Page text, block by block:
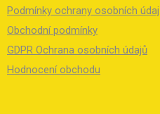
Podmínky ochrany osobních
Obchodní podmínky
GDPR Ochrana osobních údajů
Hodnocení obchodu